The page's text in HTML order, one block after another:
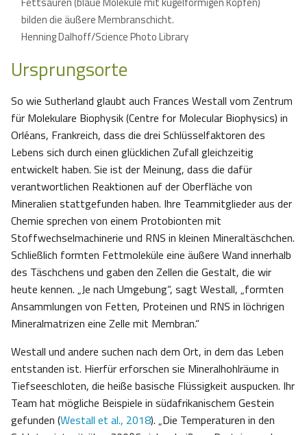
bilden die äußere Membranschicht.
Henning Dalhoff/Science Photo Library
Ursprungsorte
So wie Sutherland glaubt auch Frances Westall vom Zentrum
für Molekulare Biophysik (Centre for Molecular Biophysics) in
Orléans, Frankreich, dass die drei Schlüsselfaktoren des
Lebens sich durch einen glücklichen Zufall gleichzeitig
entwickelt haben. Sie ist der Meinung, dass die dafür
verantwortlichen Reaktionen auf der Oberfläche von
Mineralien stattgefunden haben. Ihre Teammitglieder aus der
Chemie sprechen von einem Protobionten mit
Stoffwechselmachinerie und RNS in kleinen Mineraltäschchen.
Schließlich formten Fettmoleküle eine äußere Wand innerhalb
des Täschchens und gaben den Zellen die Gestalt, die wir
heute kennen. „Je nach Umgebung“, sagt Westall, „formten
Ansammlungen von Fetten, Proteinen und RNS in löchrigen
Mineralmatrizen eine Zelle mit Membran.“
Westall und andere suchen nach dem Ort, in dem das Leben
entstanden ist. Hierfür erforschen sie Mineralhohlräume in
Tiefseeschloten, die heiße basische Flüssigkeit auspucken. Ihr
Team hat mögliche Beispiele in südafrikanischem Gestein
gefunden (Westall et al., 2018). „Die Temperaturen in den